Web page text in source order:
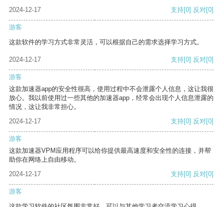
2024-12-17
支持[0] 反对[0]
游客
这款软件的学习方式非常灵活，可以根据自己的需求选择学习方式。
2024-12-17 支持[0] 反对[0]
游客
这款加速器app的安全性很高，使用过程中不会泄露个人信息，这让我很
放心。我以前使用过一些其他的加速器app，经常会出现个人信息泄露的
情况，这让我非常担心。
2024-12-17
支持[0] 反对[0]
游客
这款加速器VPM应用程序可以给你提供最高速度和安全性的连接，并帮
助你在网络上自由移动。
2024-12-17
支持[0] 反对[0]
游客